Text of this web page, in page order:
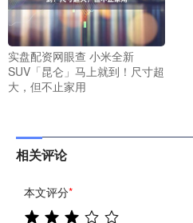
实盘配资网眼查 小米全新
SUV「昆仑」马上就到！尺寸超
大，但不止家用
相关评论
本文评分*